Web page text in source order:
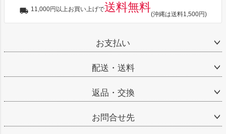
11,000円以上お買い上げで送料無料
(沖縄は送料1,500円)
お支払い
配送・送料
返品・交換
お問合せ先